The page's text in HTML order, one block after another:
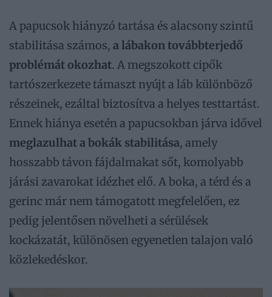
A papucsok hiányzó tartása és alacsony szintű
stabilitása számos, a lábakon továbbterjedő
problémát okozhat. A megszokott cipők
tartószerkezete támaszt nyújt a láb különböző
részeinek, ezáltal biztosítva a helyes testtartást.
Ennek hiánya esetén a papucsokban járva idővel
meglazulhat a bokák stabilitása, amely
hosszabb távon fájdalmakat sőt, komolyabb
járási zavarokat idézhet elő. A boka, a térd és a
gerinc már nem támogatott megfelelően, ez
pedig jelentősen növelheti a sérülések
kockázatát, különösen egyenetlen talajon való
közlekedéskor.